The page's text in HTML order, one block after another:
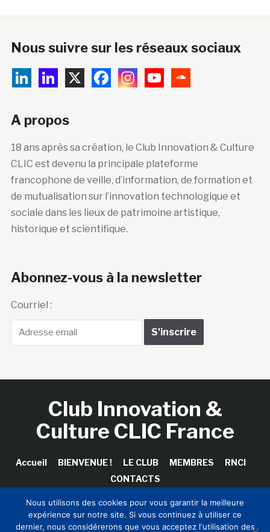
Nous suivre sur les réseaux sociaux
A propos
18 ans après sa création, le Club Innovation & Culture
CLIC est devenu la principale plateforme
francophone de veille, d’information, de formation et
de mutualisation sur l’innovation technologique et
sociale dans les lieux de patrimoine artistique,
historique et scientifique.
Abonnez-vous à la newsletter
Courriel :
Club Innovation &
Culture CLIC France
Accueil BIENVENUE ! LE CLUB MEMBRES
RNCI
CONTACTS
Nous utilisons des cookies pour vous garantir la meilleure
expérience sur notre site. Si vous continuez à utiliser ce
dernier, nous considérerons que vous acceptez l'utilisation des